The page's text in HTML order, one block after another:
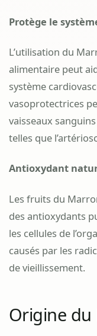
Protège le
L’utilisation du
alimentaire peut
système
vasoprotectrices
vaisseaux
telles que
Antioxydant
Les fruits du
des antioxydants
les cellules de
causés par les
de vieillissement.
Origine du